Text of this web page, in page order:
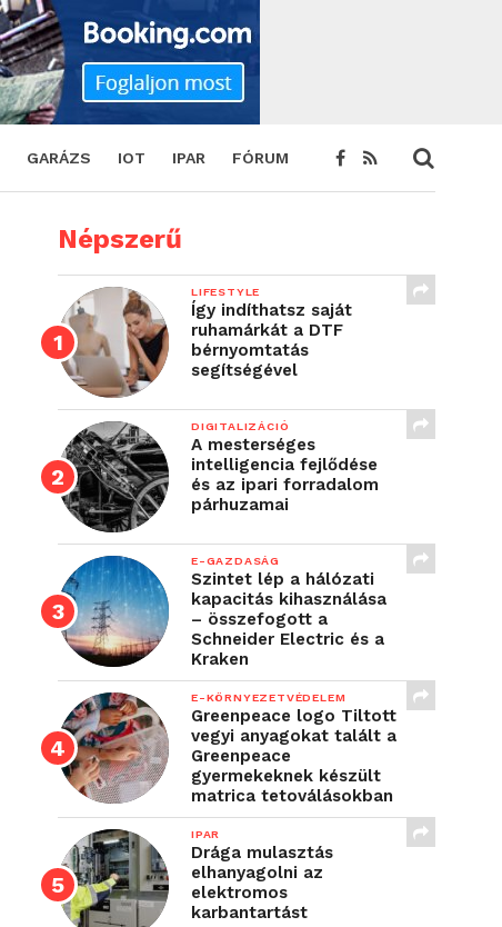
GARÁZS IOT IPAR FÓRUM
Népszerű
LIFESTYLE
Így indíthatsz saját
ruhamárkát a DTF
bérnyomtatás
segítségével
DIGITALIZÁCIÓ
A mesterséges
intelligencia fejlődése
és az ipari forradalom
párhuzamai
E-GAZDASÁG
Szintet lép a hálózati
kapacitás kihasználása
– összefogott a
Schneider Electric és a
Kraken
E-KÖRNYEZETVÉDELEM
Greenpeace logo Tiltott
vegyi anyagokat talált a
Greenpeace
gyermekeknek készült
matrica tetoválásokban
IPAR
Drága mulasztás
elhanyagolni az
elektromos
karbantartást